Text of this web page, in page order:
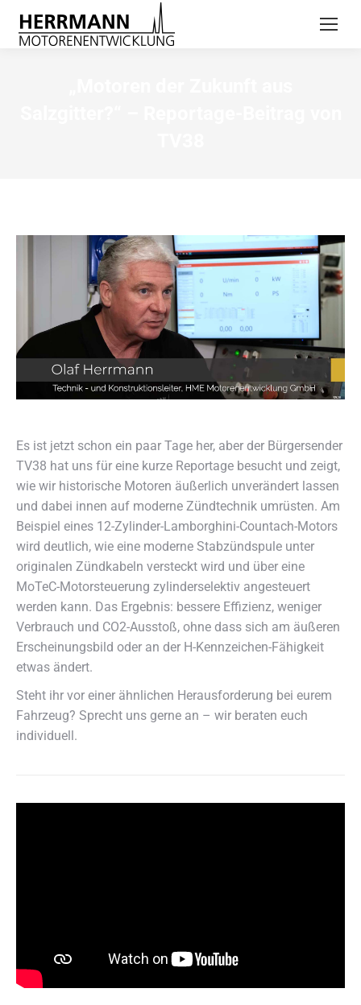
Es ist jetzt schon ein paar Tage her, aber der Bürgersender
TV38 hat uns für eine kurze Reportage besucht und zeigt,
wie wir historische Motoren äußerlich unverändert lassen
und dabei innen auf moderne Zündtechnik umrüsten. Am
Beispiel eines 12-Zylinder-Lamborghini-Countach-Motors
wird deutlich, wie eine moderne Stabzündspule unter
originalen Zündkabeln versteckt wird und über eine
MoTeC-Motorsteuerung zylinderselektiv angesteuert
werden kann. Das Ergebnis: bessere Effizienz, weniger
Verbrauch und CO2-Ausstoß, ohne dass sich am äußeren
Erscheinungsbild oder an der H-Kennzeichen-Fähigkeit
etwas ändert.
Steht ihr vor einer ähnlichen Herausforderung bei eurem
Fahrzeug? Sprecht uns gerne an – wir beraten euch
individuell.